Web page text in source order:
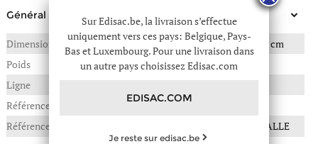
Général
Dimensions
19(L) x 3(P) x 10(H) en cm
Poids
0,250 kg
Ligne
Référence :
91A-A3W32024
Référence fournisseur
SKUARE BICOLOR WALLE
Sur Edisac.be, la livraison s’effectue
uniquement vers ces pays: Belgique, Pays-
Bas et Luxembourg. Pour une livraison dans
un autre pays choisissez Edisac.com
EDISAC.COM
Je reste sur edisac.be